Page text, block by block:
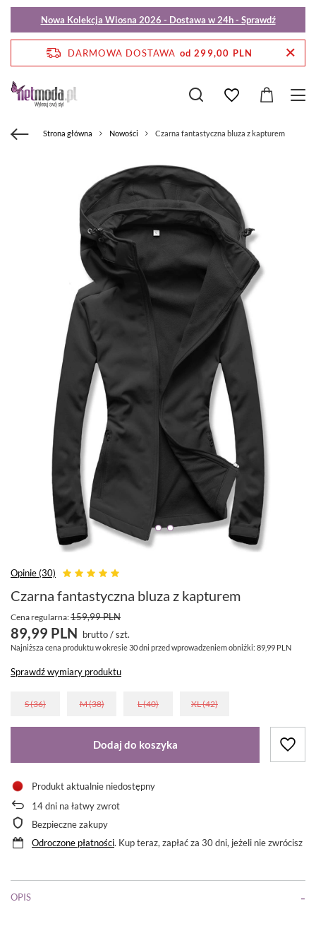
Nowa Kolekcja Wiosna 2026 - Dostawa w 24h - Sprawdź
DARMOWA DOSTAWA od 299,00 PLN
Strona główna Nowości Czarna fantastyczna bluza z kapturem
Opinie (30)
Czarna fantastyczna bluza z kapturem
Cena regularna:159,99 PLN
89,99 PLN brutto/szt.
Najniższa cena produktu w okresie 30 dni przed wprowadzeniem obniżki: 89,99 PLN
Sprawdź wymiary produktu
S (36) M (38) L (40) XL (42)
Dodaj do koszyka
Produkt aktualnie niedostępny
14dni na łatwy zwrot
Bezpieczne zakupy
Odroczone płatności. Kup teraz, zapłać za 30 dni, jeżeli nie zwrócisz
OPIS